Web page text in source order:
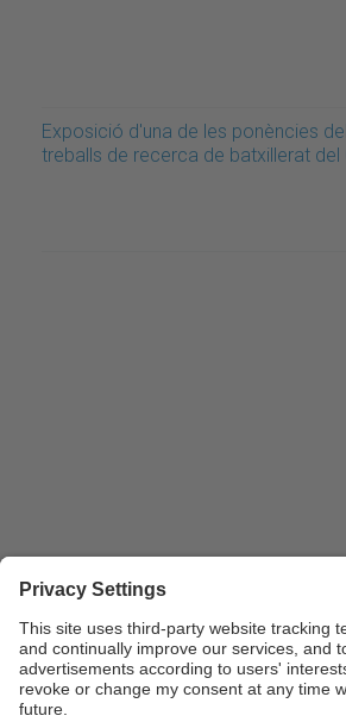
Exposició d'una de les ponències
treballs de recerca de batxillerat del
Acte de cloenda del 1r Simposi de